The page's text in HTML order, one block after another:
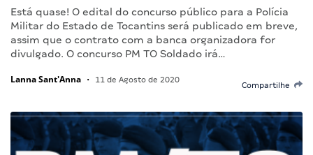
Está quase! O edital do concurso público para a Polícia
Militar do Estado de Tocantins será publicado em breve,
assim que o contrato com a banca organizadora for
divulgado. O concurso PM TO Soldado irá…
Lanna Sant'Anna • 11 de Agosto de 2020
Compartilhe